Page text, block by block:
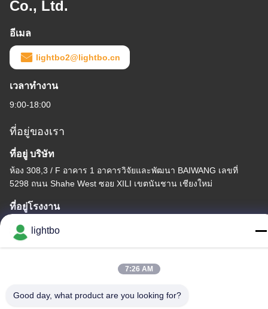
Co., Ltd.
อีเมล
lightbo2@lightbo.cn
เวลาทํางาน
9:00-18:00
ที่อยู่ของเรา
ที่อยู่ บริษัท
ห้อง 308,3 / F อาคาร 1 อาคารวิจัยและพัฒนา BAIWANG เลขที่
5298 ถนน Shahe West ซอย XILI เขตนันชาน เชียงใหม่
ที่อยู่โรงงาน
2F อาคาร 6 สวนอุตสาหกรรม LIHE ซอยซองไบ 1055 ซีลี นานชาน
เชียงใหม่
lightbo
7:26 AM
Good day, what product are you looking for?